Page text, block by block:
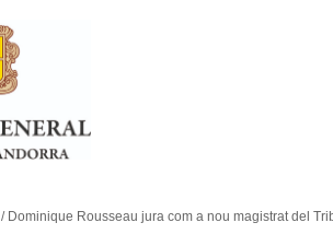
/ Dominique Rousseau jura com a nou magistrat del